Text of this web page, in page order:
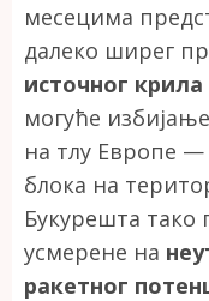
месецима
далеко ширег
источног
могуће избијање
на тлу Европе
блока на
Букурешта тако
усмерене на
ракетног